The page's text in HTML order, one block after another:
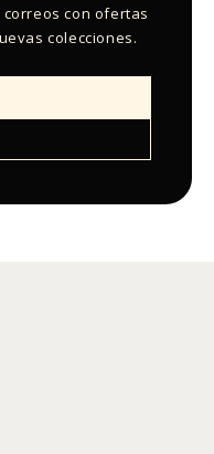
con ofertas
colecciones.